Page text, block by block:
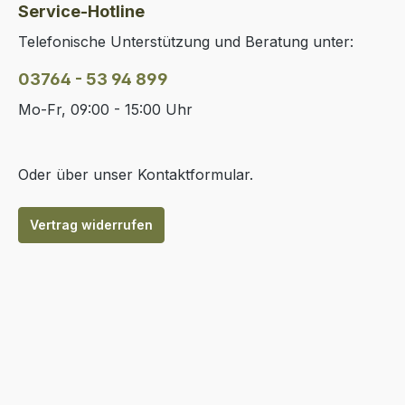
Service-Hotline
Telefonische Unterstützung und Beratung unter:
03764 - 53 94 899
Mo-Fr, 09:00 - 15:00 Uhr
Oder über unser Kontaktformular.
Vertrag widerrufen